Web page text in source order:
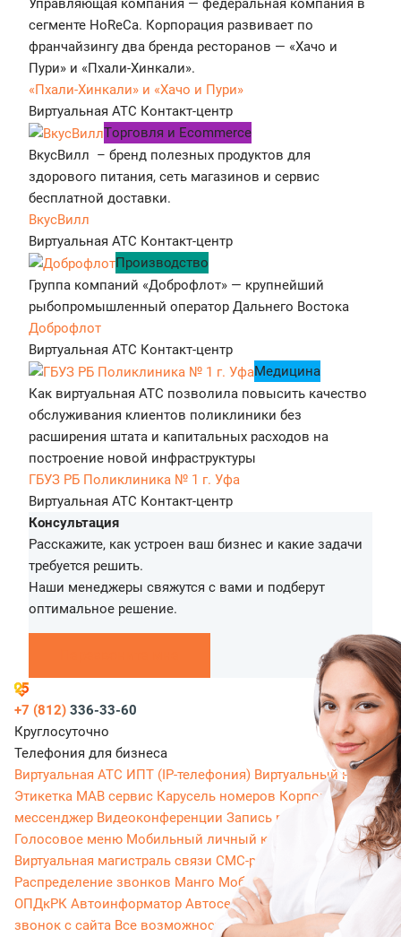
Управляющая компания — федеральная компания в
сегменте HoReCa. Корпорация развивает по
франчайзингу два бренда ресторанов — «Хачо и
Пури» и «Пхали-Хинкали».
«Пхали-Хинкали» и «Хачо и Пури»
Виртуальная АТС Контакт-центр
Tорговля и Ecommerce
ВкусВилл – бренд полезных продуктов для
здорового питания, сеть магазинов и сервис
бесплатной доставки.
ВкусВилл
Виртуальная АТС Контакт-центр
Производство
Группа компаний «Доброфлот» — крупнейший
рыбопромышленный оператор Дальнего Востока
Доброфлот
Виртуальная АТС Контакт-центр
Медицина
Как виртуальная АТС позволила повысить качество
обслуживания клиентов поликлиники без
расширения штата и капитальных расходов на
построение новой инфраструктуры
ГБУЗ РБ Поликлиника № 1 г. Уфа
Виртуальная АТС Контакт-центр
Консультация
Расскажите, как устроен ваш бизнес и какие задачи
требуется решить.
Наши менеджеры свяжутся с вами и подберут
оптимальное решение.
+7 (812) 336-33-60
Круглосуточно
Телефония для бизнеса
Виртуальная АТС ИПТ (IP-телефония) Виртуальный номер
Этикетка МАВ сервис Карусель номеров Корпоративный
мессенджер Видеоконференции Запись разговоров
Голосовое меню Мобильный личный кабинет
Виртуальная магистраль связи СМС-рассылки
Распределение звонков Манго Мобайл
ОПДкРК Автоинформатор Автосекретарь
Обратный
звонок с сайта Все возможности ВАТС